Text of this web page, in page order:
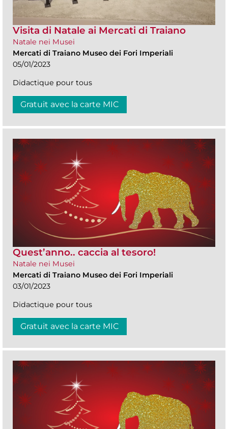
Visita di Natale ai Mercati di Traiano
Natale nei Musei
Mercati di Traiano Museo dei Fori Imperiali
05/01/2023
Didactique pour tous
Gratuit avec la carte MIC
Quest’anno.. caccia al tesoro!
Natale nei Musei
Mercati di Traiano Museo dei Fori Imperiali
03/01/2023
Didactique pour tous
Gratuit avec la carte MIC